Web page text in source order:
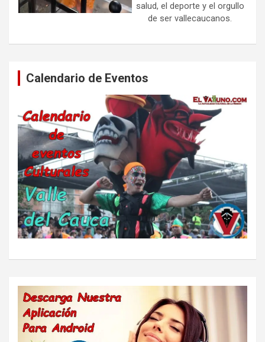
salud, el deporte y el orgullo
de ser vallecaucanos.
Calendario de Eventos